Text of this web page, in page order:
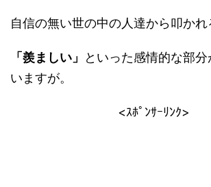
自信の無い世の中の人達から叩かれ
「羨ましい」
といった感情的な部
いますが。
<ｽﾎﾟﾝｻｰﾘﾝｸ>